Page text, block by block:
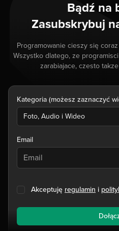
Bądź na
Zasubskrybuj
Programowanie cieszy się
Wszystko dlatego, ze
zarabiajace, czesto
Kategoria (możesz zaznaczyć
Foto, Audio i Wideo
Email
Akceptuję regulamin i